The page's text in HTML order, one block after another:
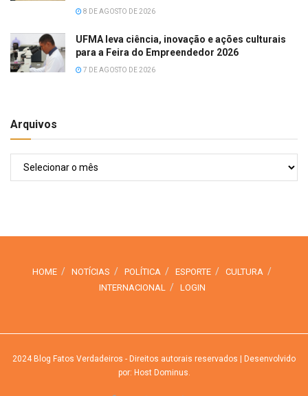
8 DE AGOSTO DE 2026
UFMA leva ciência, inovação e ações culturais
para a Feira do Empreendedor 2026
7 DE AGOSTO DE 2026
Arquivos
HOME NOTÍCIAS POLÍTICA ESPORTE
CULTURA
INTERNACIONAL
LOGIN
2024Blog Fatos Verdadeiros - Direitos autorais reservados | Desenvolvido
por: Host Dominus